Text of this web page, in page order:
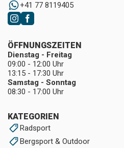
+41 77 8119405
KATEGORIEN
Radsport
Bergsport & Outdoor
ÖFFNUNGSZEITEN
Dienstag - Freitag
09:00 - 12:00 Uhr
13:15 - 17:30 Uhr
Samstag - Sonntag
08:30 - 17:00 Uhr